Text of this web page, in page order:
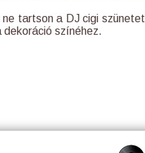
tartson a DJ cigi szünetet
színéhez.